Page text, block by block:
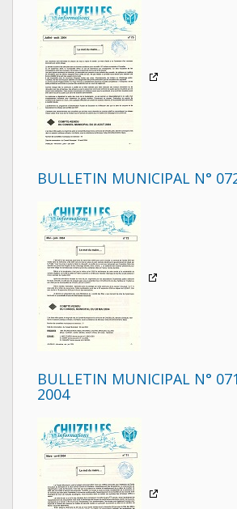
BULLETIN MUNICIPAL N°
BULLETIN MUNICIPAL N°
2004